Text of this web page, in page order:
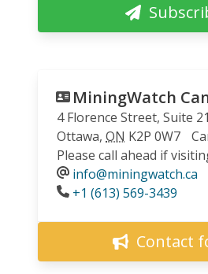
MiningWatch
4 Florence Street, Suite
Ottawa, ON K2P 0W7
Please call ahead if
info@miningwatch.ca
Phone
+1 (613) 569-3439
Contact